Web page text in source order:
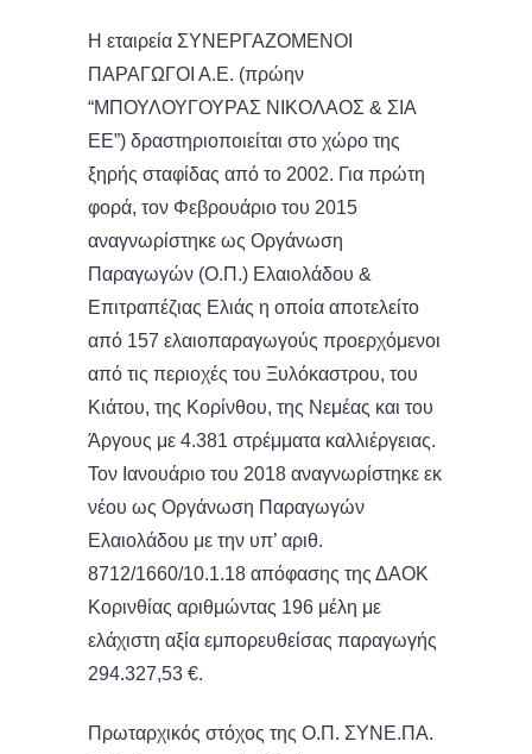
Η εταιρεία ΣΥΝΕΡΓΑΖΟΜΕΝΟΙ
ΠΑΡΑΓΩΓΟΙ Α.Ε. (πρώην
“ΜΠΟΥΛΟΥΓΟΥΡΑΣ ΝΙΚΟΛΑΟΣ & ΣΙΑ
ΕΕ”) δραστηριοποιείται στο χώρο της
ξηρής σταφίδας από το 2002. Για πρώτη
φορά, τον Φεβρουάριο του 2015
αναγνωρίστηκε ως Οργάνωση
Παραγωγών (Ο.Π.) Ελαιολάδου &
Επιτραπέζιας Ελιάς η οποία αποτελείτο
από 157 ελαιοπαραγωγούς προερχόμενοι
από τις περιοχές του Ξυλόκαστρου, του
Κιάτου, της Κορίνθου, της Νεμέας και του
Άργους με 4.381 στρέμματα καλλιέργειας.
Τον Ιανουάριο του 2018 αναγνωρίστηκε εκ
νέου ως Οργάνωση Παραγωγών
Ελαιολάδου με την υπ’ αριθ.
8712/1660/10.1.18 απόφασης της ΔΑΟΚ
Κορινθίας αριθμώντας 196 μέλη με
ελάχιστη αξία εμπορευθείσας παραγωγής
294.327,53 €.
Πρωταρχικός στόχος της Ο.Π. ΣΥΝΕ.ΠΑ.